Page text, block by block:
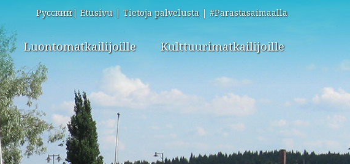
Русский Etusivu Tietoja palvelusta #Parastasaimaalla
Luontomatkailijoille Kulttuurimatkailijoille